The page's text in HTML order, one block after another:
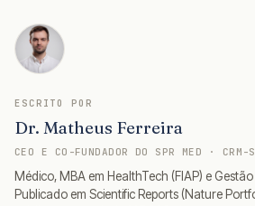
ESCRITO POR
Dr. Matheus Ferreira
CEO E CO-FUNDADOR DO SPR MED ·
Médico, MBA em HealthTech (FIAP) e
Publicado em Scientific Reports (Nature